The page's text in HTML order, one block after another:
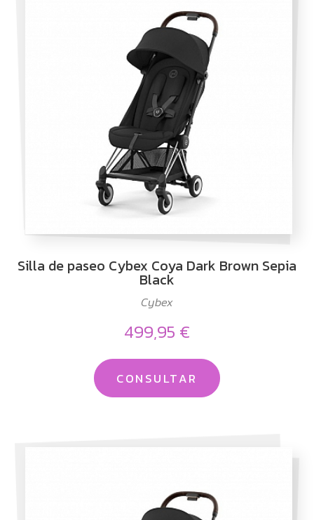
Silla de paseo Cybex Coya Dark Brown Sepia
Black
Cybex
499,95 €
CONSULTAR